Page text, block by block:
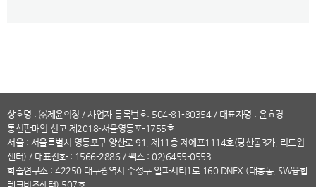
상호명 : ㈜제윤의정 / 사업자 등록번호: 504-81-80354 / 대표자명 : 윤효경
통신판매업 신고 제2018-서울영등포-1755호
서울 : 서울특별시 영등포구 양산로 91, 제11층 제에프1114호(당산동3가, 리드윈
센터) / 대표전화: 1566-2886 / 팩스 : 02)6455-0553
학술연구소 : 42250 대구광역시 수성구 알파시티1로 160 DNEX (대흥동, SW융합
테크비즈센터) 507호